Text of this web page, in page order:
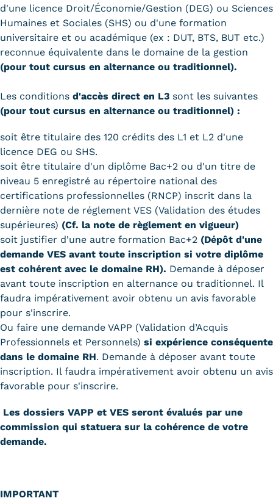
d'une licence Droit/Économie/Gestion (DEG) ou Sciences
Humaines et Sociales (SHS) ou d'une formation
universitaire et ou académique (ex : DUT, BTS, BUT etc.)
reconnue équivalente dans le domaine de la gestion
(pour tout cursus en alternance ou traditionnel).
Les conditions d'accès direct en L3 sont les suivantes
(pour tout cursus en alternance ou traditionnel) :
soit être titulaire des 120 crédits des L1 et L2 d'une
licence DEG ou SHS.
soit être titulaire d'un diplôme Bac+2 ou d'un titre de
niveau 5 enregistré au répertoire national des
certifications professionnelles (RNCP) inscrit dans la
dernière note de réglement VES (Validation des études
supérieures) (Cf. la note de règlement en vigueur)
soit justifier d'une autre formation Bac+2 (Dépôt d'une
demande VES avant toute inscription si votre diplôme
est cohérent avec le domaine RH). Demande à déposer
avant toute inscription en alternance ou traditionnel. Il
faudra impérativement avoir obtenu un avis favorable
pour s'inscrire.
Ou faire une demande VAPP (Validation d’Acquis
Professionnels et Personnels) si expérience conséquente
dans le domaine RH. Demande à déposer avant toute
inscription. Il faudra impérativement avoir obtenu un avis
favorable pour s'inscrire.
Les dossiers VAPP et VES seront évalués par une
commission qui statuera sur la cohérence de votre
demande.
IMPORTANT